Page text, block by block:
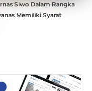
Siwo Dalam Rangka
Memiliki Syarat